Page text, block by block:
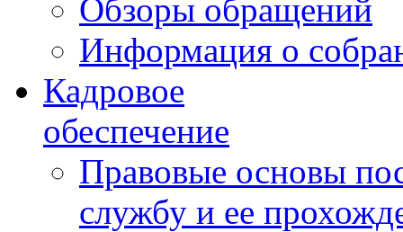
Обзоры обращений
Информация о
Кадровое
обеспечение
Правовые основы
службу и ее